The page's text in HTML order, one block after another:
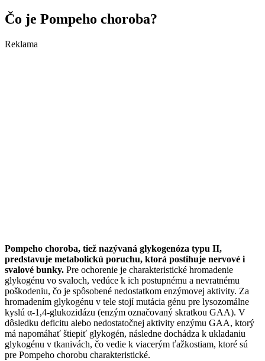
Čo je Pompeho choroba?
Reklama
Pompeho choroba, tiež nazývaná glykogenóza typu II,
predstavuje metabolickú poruchu, ktorá postihuje nervové i
svalové bunky. Pre ochorenie je charakteristické hromadenie
glykogénu vo svaloch, vedúce k ich postupnému a nevratnému
poškodeniu, čo je spôsobené nedostatkom enzýmovej aktivity. Za
hromadením glykogénu v tele stojí mutácia génu pre lysozomálne
kyslú α-1,4-glukozidázu (enzým označovaný skratkou GAA). V
dôsledku deficitu alebo nedostatočnej aktivity enzýmu GAA, ktorý
má napomáhať štiepiť glykogén, následne dochádza k ukladaniu
glykogénu v tkanivách, čo vedie k viacerým ťažkostiam, ktoré sú
pre Pompeho chorobu charakteristické.